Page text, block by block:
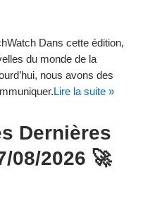
Dans cette édition,
du monde de la
nous avons des
Lire la suite »
Dernières
08/2026 🚀